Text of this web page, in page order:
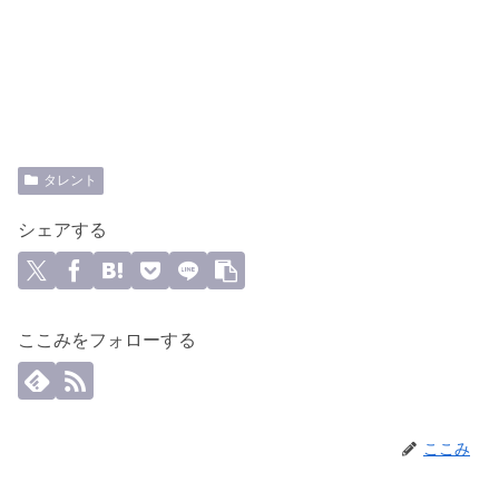
タレント
シェアする
ここみをフォローする
ここみ